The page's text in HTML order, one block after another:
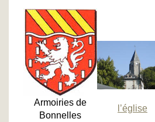
Armoiries de
Bonnelles
l’église